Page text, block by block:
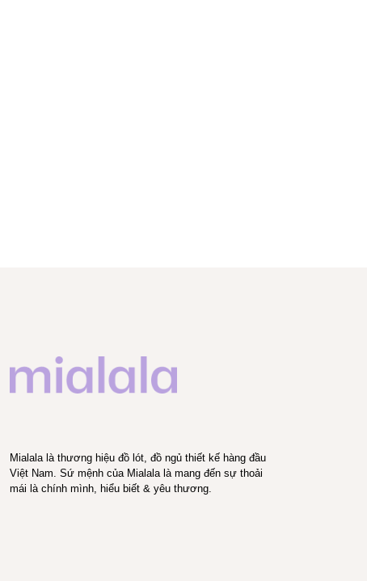
Mialala là thương hiệu đồ lót, đồ ngủ thiết kế hàng đầu
Việt Nam. Sứ mệnh của Mialala là mang đến sự thoải
mái là chính mình, hiểu biết & yêu thương.